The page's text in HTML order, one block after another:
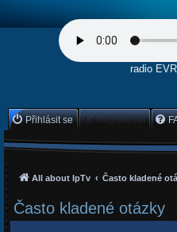
radio
Přihlásit se Registrovat
All about IpTv Často kladené
Často kladené otázky